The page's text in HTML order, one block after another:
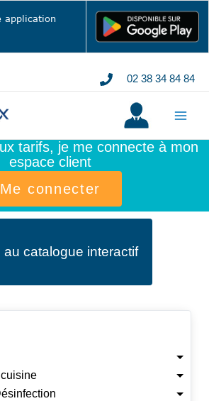
application
02 38 34 84 84
tarifs, je me connecte à mon
espace client
Me connecter
au catalogue interactif